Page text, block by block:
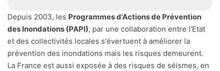
Depuis 2003, les Programmes d'Actions de Prévention
des Inondations (PAPI), par une collaboration entre l'Etat
et des collectivités locales s'évertuent à améliorer la
prévention des inondations mais les risques demeurent.
La France est aussi exposée à des risques de séismes, en